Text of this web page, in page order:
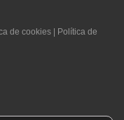
de cookies | Política de